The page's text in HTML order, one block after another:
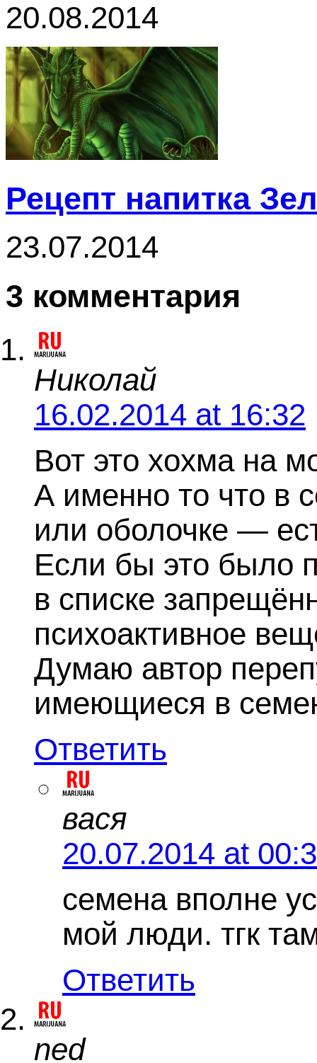
20.08.2014
Рецепт напитка
23.07.2014
3 комментария
Николай
16.02.2014 at 16:32
Вот это хохма на
А именно то что в
или оболочке —
Если бы это было
в списке
психоактивное
Думаю автор
имеющиеся в
Ответить
вася
20.07.2014 at
семена вполне
мой люди. тгк
Ответить
ned